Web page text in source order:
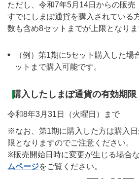
ただし、令和7年5月14日からの販売
すでにしまぽ通貨を購入されている
数も含め8セットまでが上限となりま
（例）第1期に5セット購入した場
ットまで購入可能です。
購入したしまぽ通貨の有効期限
令和8年3月31日（火曜日）まで
※なお、第1期に購入した方は購入
限となりますのでご注意ください。
※販売開始日時に変更が生じる場合
ムページをご覧ください。